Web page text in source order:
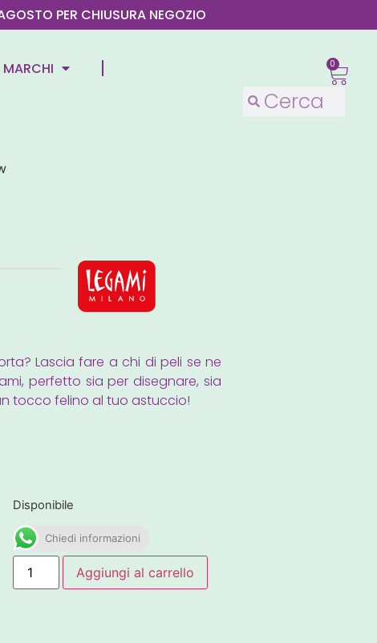
PER CHIUSURA NEGOZIO
MARCHI 0
Lascia fare a chi di peli se ne
perfetto sia per disegnare, sia
tocco felino al tuo astuccio!
Disponibile
Chiedi informazioni
Aggiungi al carrello